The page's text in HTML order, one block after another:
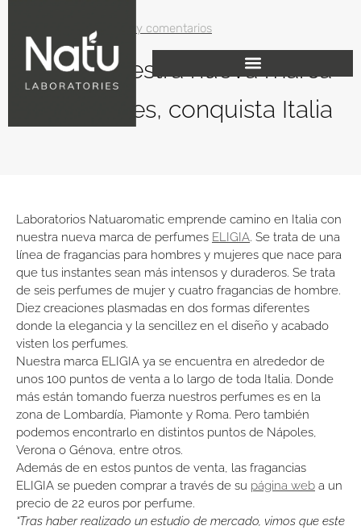
No hay comentarios
ELIGIA, nuestra nueva marca
de perfumes, conquista Italia
Laboratorios Natuaromatic emprende camino en Italia con
nuestra nueva marca de perfumes ELIGIA. Se trata de una
línea de fragancias para hombres y mujeres que nace para
que tus instantes sean más intensos y duraderos. Se trata
de seis perfumes de mujer y cuatro fragancias de hombre.
Diez creaciones plasmadas en dos formas diferentes
donde la elegancia y la sencillez en el diseño y acabado
visten los perfumes.
Nuestra marca ELIGIA ya se encuentra en alrededor de
unos 100 puntos de venta a lo largo de toda Italia. Donde
más están tomando fuerza nuestros perfumes es en la
zona de Lombardía, Piamonte y Roma. Pero también
podemos encontrarlo en distintos puntos de Nápoles,
Verona o Génova, entre otros.
Además de en estos puntos de venta, las fragancias
ELIGIA se pueden comprar a través de su página web a un
precio de 22 euros por perfume.
“Tras haber realizado un estudio de mercado, vimos que este